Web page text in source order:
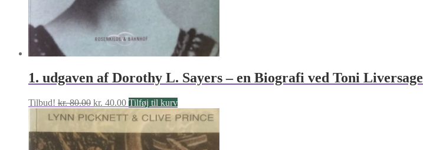
1. udgaven af Dorothy L. Sayers – en Biografi ved Toni Liversage
Tilbud! kr.80.00 Den
oprindelige
pris
var:
kr. 80.00.
kr. 40.00Den
aktuelle
pris
er:
kr. 40.00.
Tilføj til kurv